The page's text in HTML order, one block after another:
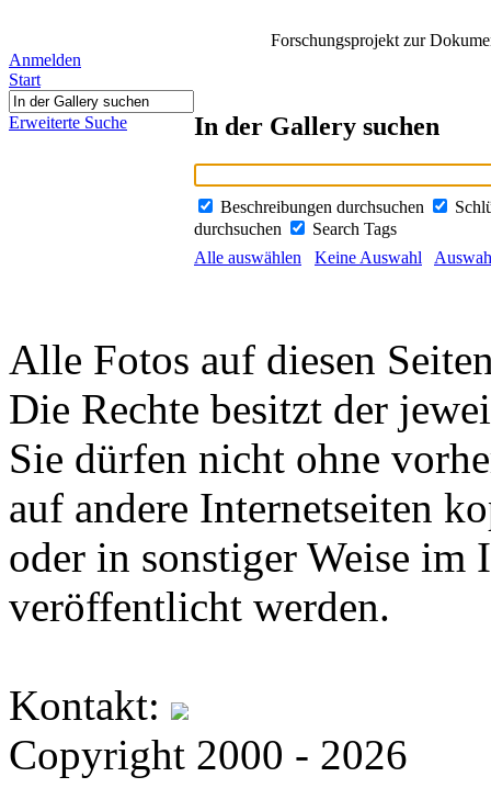
Forschungsprojekt zur
Anmelden
Start
Erweiterte Suche In der Gallery suchen
Beschreibungen durchsuchen
durchsuchen
Search Tags
Alle auswählen
Keine Auswahl
Alle Fotos auf diesen
Die Rechte besitzt der
Sie dürfen nicht ohne
auf andere Internetseiten
oder in sonstiger Weise im
veröffentlicht werden.
Kontakt:
Copyright 2000 - 2026